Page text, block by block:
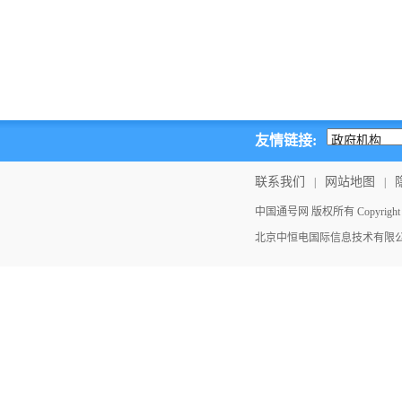
友情链接:
联系我们 网站地图
中国通号网 版权所有
北京中恒电国际信息技术有限